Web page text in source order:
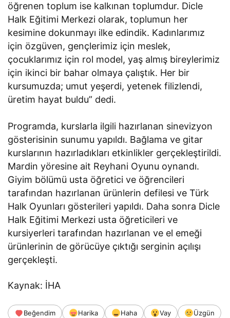
öğrenen toplum ise kalkınan toplumdur. Dicle
Halk Eğitimi Merkezi olarak, toplumun her
kesimine dokunmayı ilke edindik. Kadınlarımız
için özgüven, gençlerimiz için meslek,
çocuklarımız için rol model, yaş almış bireylerimiz
için ikinci bir bahar olmaya çalıştık. Her bir
kursumuzda; umut yeşerdi, yetenek filizlendi,
üretim hayat buldu” dedi.
Programda, kurslarla ilgili hazırlanan sinevizyon
gösterisinin sunumu yapıldı. Bağlama ve gitar
kurslarının hazırladıkları etkinlikler gerçekleştirildi.
Mardin yöresine ait Reyhani Oyunu oynandı.
Giyim bölümü usta öğretici ve öğrencileri
tarafından hazırlanan ürünlerin defilesi ve Türk
Halk Oyunları gösterileri yapıldı. Daha sonra Dicle
Halk Eğitimi Merkezi usta öğreticileri ve
kursiyerleri tarafından hazırlanan ve el emeği
ürünlerinin de görücüye çıktığı serginin açılışı
gerçekleşti.
Kaynak: İHA
Beğendim Harika Haha Vay
Üzgün